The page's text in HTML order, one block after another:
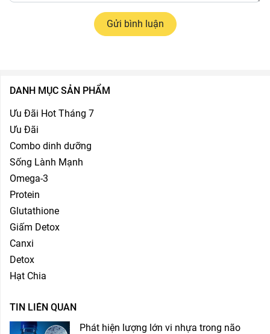
Gửi bình luận
DANH MỤC SẢN PHẨM
Ưu Đãi Hot Tháng 7
Ưu Đãi
Combo dinh dưỡng
Sống Lành Mạnh
Omega-3
Protein
Glutathione
Giấm Detox
Canxi
Detox
Hạt Chia
TIN LIÊN QUAN
Phát hiện lượng lớn vi nhựa trong não